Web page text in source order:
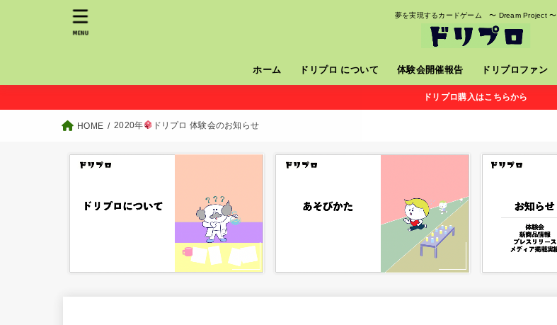
夢を実現するカードゲーム 〜 Dream Project 〜
ホーム ドリプロ について 体験会開催報告 ドリプロファン
MENU
ドリプロ購入はこちらから
HOME 2020年 ドリプロ 体験会のお知らせ